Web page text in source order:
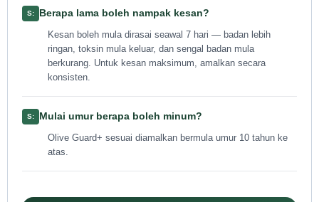
Berapa lama boleh nampak kesan?
Kesan boleh mula dirasai seawal 7 hari — badan lebih
ringan, toksin mula keluar, dan sengal badan mula
berkurang. Untuk kesan maksimum, amalkan secara
konsisten.
Mulai umur berapa boleh minum?
Olive Guard+ sesuai diamalkan bermula umur 10 tahun ke
atas.